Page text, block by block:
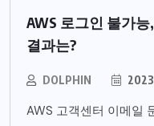
AWS 로그인 불가
결과는?
DOLPHIN
AWS 고객센터 이메일